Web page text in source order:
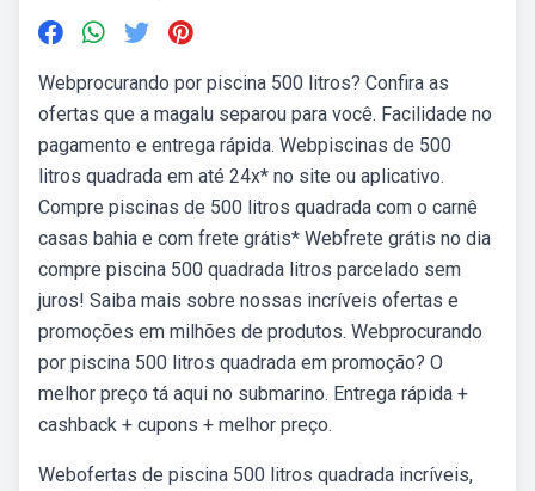
Webprocurando por piscina 500 litros? Confira as
ofertas que a magalu separou para você. Facilidade no
pagamento e entrega rápida. Webpiscinas de 500
litros quadrada em até 24x* no site ou aplicativo.
Compre piscinas de 500 litros quadrada com o carnê
casas bahia e com frete grátis* Webfrete grátis no dia
compre piscina 500 quadrada litros parcelado sem
juros! Saiba mais sobre nossas incríveis ofertas e
promoções em milhões de produtos. Webprocurando
por piscina 500 litros quadrada em promoção? O
melhor preço tá aqui no submarino. Entrega rápida +
cashback + cupons + melhor preço.
Webofertas de piscina 500 litros quadrada incríveis,